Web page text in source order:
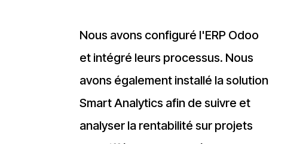
Nous avons configuré l'ERP Odoo
et intégré leurs processus. Nous
avons également installé la solution
Smart Analytics afin de suivre et
analyser la rentabilité sur projets